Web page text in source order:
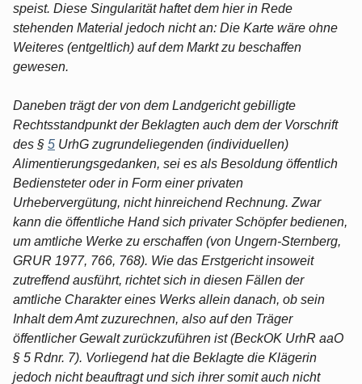
speist. Diese Singularität haftet dem hier in Rede
stehenden Material jedoch nicht an: Die Karte wäre ohne
Weiteres (entgeltlich) auf dem Markt zu beschaffen
gewesen.
Daneben trägt der von dem Landgericht gebilligte
Rechtsstandpunkt der Beklagten auch dem der Vorschrift
des § 5 UrhG zugrundeliegenden (individuellen)
Alimentierungsgedanken, sei es als Besoldung öffentlich
Bediensteter oder in Form einer privaten
Urhebervergütung, nicht hinreichend Rechnung. Zwar
kann die öffentliche Hand sich privater Schöpfer bedienen,
um amtliche Werke zu erschaffen (von Ungern-Sternberg,
GRUR 1977, 766, 768). Wie das Erstgericht insoweit
zutreffend ausführt, richtet sich in diesen Fällen der
amtliche Charakter eines Werks allein danach, ob sein
Inhalt dem Amt zuzurechnen, also auf den Träger
öffentlicher Gewalt zurückzuführen ist (BeckOK UrhR aaO
§ 5 Rdnr. 7). Vorliegend hat die Beklagte die Klägerin
jedoch nicht beauftragt und sich ihrer somit auch nicht